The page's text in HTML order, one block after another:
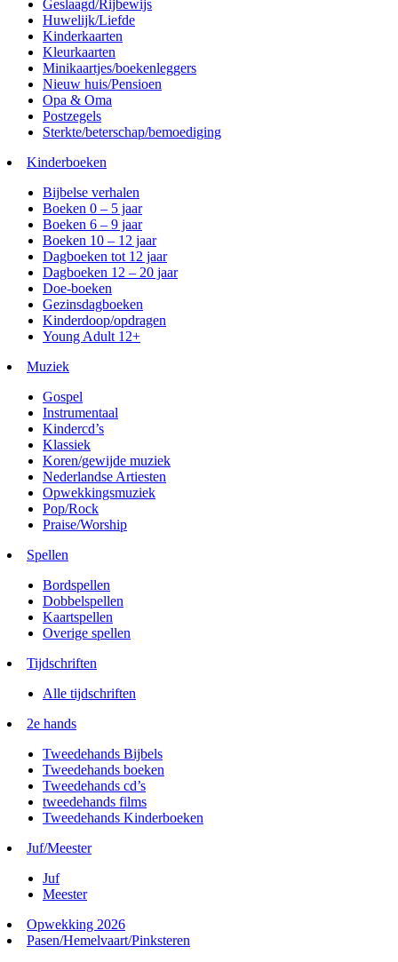
Geslaagd/Rijbewijs
Huwelijk/Liefde
Kinderkaarten
Kleurkaarten
Minikaartjes/boekenleggers
Nieuw huis/Pensioen
Opa & Oma
Postzegels
Sterkte/beterschap/bemoediging
Kinderboeken
Bijbelse verhalen
Boeken 0 – 5 jaar
Boeken 6 – 9 jaar
Boeken 10 – 12 jaar
Dagboeken tot 12 jaar
Dagboeken 12 – 20 jaar
Doe-boeken
Gezinsdagboeken
Kinderdoop/opdragen
Young Adult 12+
Muziek
Gospel
Instrumentaal
Kindercd’s
Klassiek
Koren/gewijde muziek
Nederlandse Artiesten
Opwekkingsmuziek
Pop/Rock
Praise/Worship
Spellen
Bordspellen
Dobbelspellen
Kaartspellen
Overige spellen
Tijdschriften
Alle tijdschriften
2e hands
Tweedehands Bijbels
Tweedehands boeken
Tweedehands cd’s
tweedehands films
Tweedehands Kinderboeken
Juf/Meester
Juf
Meester
Opwekking 2026
Pasen/Hemelvaart/Pinksteren